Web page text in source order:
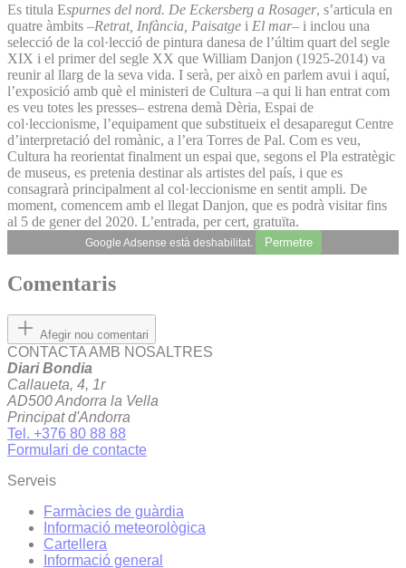
Es titula Espurnes del nord. De Eckersberg a Rosager, s’articula en
quatre àmbits –Retrat, Infància, Paisatge i El mar– i inclou una
selecció de la col·lecció de pintura danesa de l’últim quart del segle
XIX i el primer del segle XX que William Danjon (1925-2014) va
reunir al llarg de la seva vida. I serà, per això en parlem avui i aquí,
l’exposició amb què el ministeri de Cultura –a qui li han entrat com
es veu totes les presses– estrena demà Dèria, Espai de
col·leccionisme, l’equipament que substitueix el desaparegut Centre
d’interpretació del romànic, a l’era Torres de Pal. Com es veu,
Cultura ha reorientat finalment un espai que, segons el Pla estratègic
de museus, es pretenia destinar als artistes del país, i que es
consagrarà principalment al col·leccionisme en sentit ampli. De
moment, comencem amb el llegat Danjon, que es podrà visitar fins
al 5 de gener del 2020. L’entrada, per cert, gratuïta.
Google Adsense està deshabilitat. Permetre
Comentaris
Afegir nou comentari
CONTACTA AMB NOSALTRES
Diari Bondia
Callaueta, 4, 1r
AD500 Andorra la Vella
Principat d'Andorra
Tel. +376 80 88 88
Formulari de contacte
Serveis
Farmàcies de guàrdia
Informació meteorològica
Cartellera
Informació general